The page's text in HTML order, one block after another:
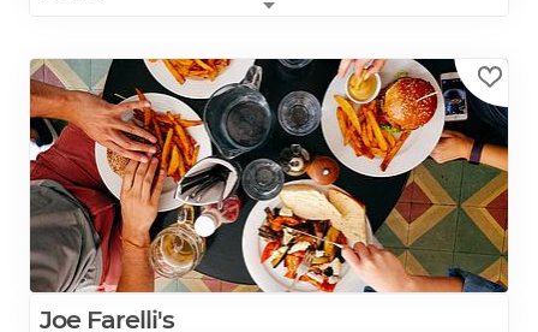
Skagenröra
VÄLJ EN MELLANRÄTT
• ÄGG ROYAL croissant med pocherat ägg,
hollandaisesås, vispad färskost, kallrökt lax
och kapris
• ÄGG BENEDICT grillat surdegsbröd med
pocherat ägg, hollandaisesås, sparris och
Joe Farelli's